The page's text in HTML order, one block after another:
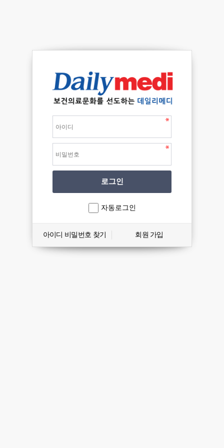
자동로그인
아이디 비밀번호 찾기 회원 가입